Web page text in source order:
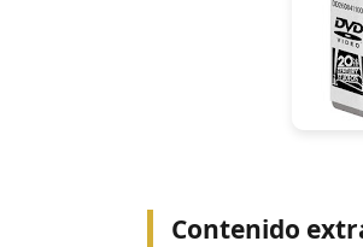
Contenido